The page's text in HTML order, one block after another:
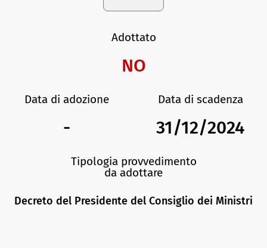
Adottato
NO
Data di adozione
-
Data di scadenza
31/12/2024
Tipologia provvedimento
da adottare
Decreto del Presidente del Consiglio dei Ministri